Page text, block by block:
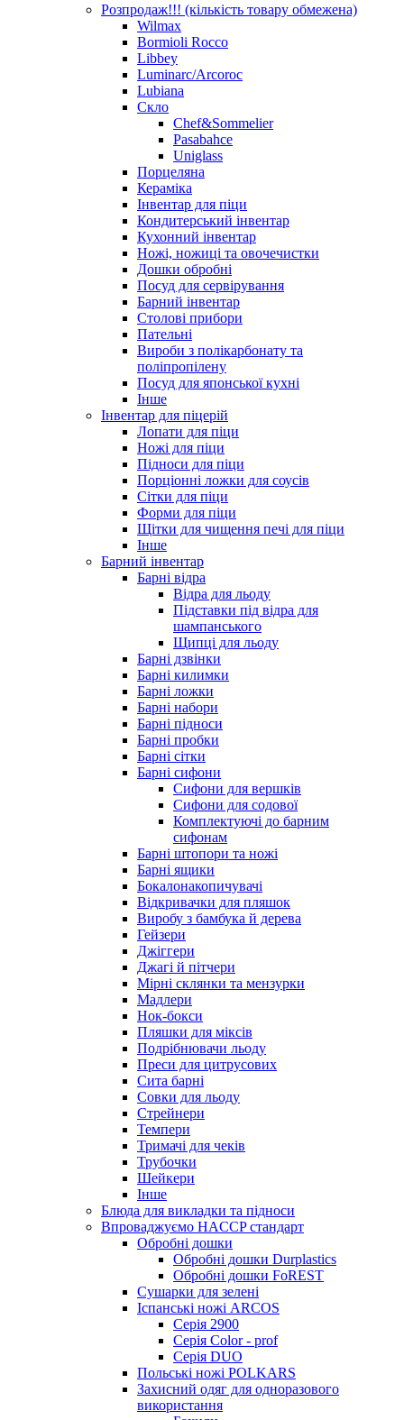
Розпродаж!!! (кількість товару обмежена)
Wilmax
Bormioli Rocco
Libbey
Luminarc/Arcoroc
Lubiana
Скло
Chef&Sommelier
Pasabahce
Uniglass
Порцеляна
Кераміка
Інвентар для піци
Кондитерський інвентар
Кухонний інвентар
Ножі, ножиці та овочечистки
Дошки обробні
Посуд для сервірування
Барний інвентар
Столові прибори
Пательні
Вироби з полікарбонату та
поліпропілену
Посуд для японської кухні
Інше
Інвентар для піцерій
Лопати для піци
Ножі для піци
Підноси для піци
Порціонні ложки для соусів
Сітки для піци
Форми для піци
Щітки для чищення печі для піци
Інше
Барний інвентар
Барні відра
Відра для льоду
Підставки під відра для
шампанського
Щипці для льоду
Барні дзвінки
Барні килимки
Барні ложки
Барні набори
Барні підноси
Барні пробки
Барні сітки
Барні сифони
Сифони для вершків
Сифони для содової
Комплектуючі до барним
сифонам
Барні штопори та ножі
Барні ящики
Бокалонакопичувачі
Відкривачки для пляшок
Виробу з бамбука й дерева
Гейзери
Джіггери
Джагі й пітчери
Мірні склянки та мензурки
Мадлери
Нок-бокси
Пляшки для міксів
Подрібнювачи льоду
Преси для цитрусових
Сита барні
Совки для льоду
Стрейнери
Темпери
Тримачі для чеків
Трубочки
Шейкери
Інше
Блюда для викладки та підноси
Впроваджуємо HACCP стандарт
Обробні дошки
Обробні дошки Durplastics
Обробні дошки FoREST
Сушарки для зелені
Іспанські ножі ARCOS
Серія 2900
Серія Color - prof
Серія DUO
Польські ножі POLKARS
Захисний одяг для одноразового
використання